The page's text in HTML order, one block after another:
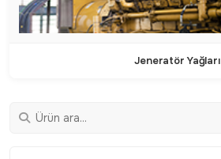
Jeneratör Yağları